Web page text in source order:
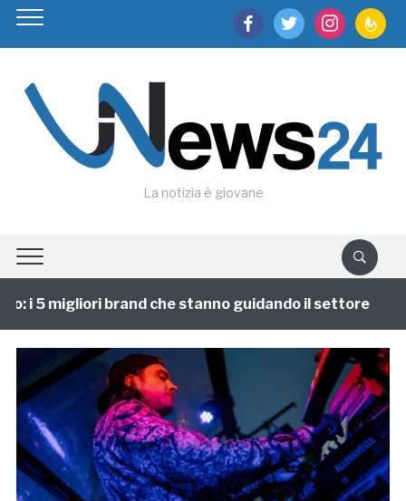
facebooktwitter instagram
La notizia è giovane
i 5 migliori brand che stanno guidando il settore